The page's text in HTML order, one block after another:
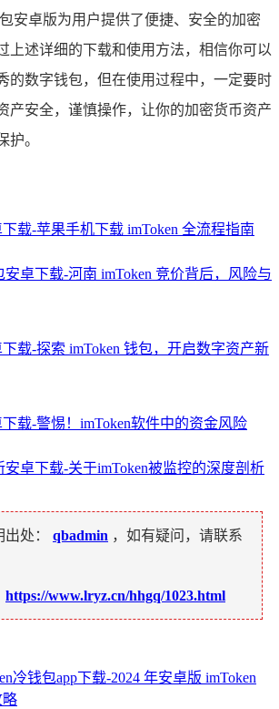
安卓版为用户提供了便捷、安全的加密
上述详细的下载和使用方法，相信你可以
的数字钱包，但在使用过程中，一定要时
产安全，谨慎操作，让你的加密货币资产
护。
载-苹果手机下载 imToken 全流程指南
安卓下载-河南 imToken 竞价背后，风险与
载-探索 imToken 钱包，开启数字资产新
载-警惕！imToken软件中的资金风险
安卓下载-关于imToken被监控的深度剖析
处： qbadmin ，如有疑问，请联系
https://www.lryz.cn/hhgq/1023.html
冷钱包app下载-2024 年安卓版 imToken
略